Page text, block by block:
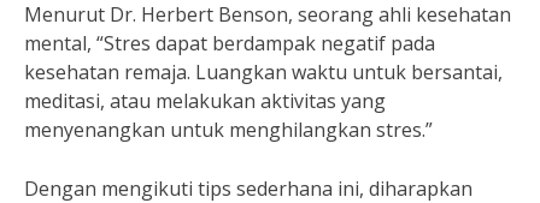
Menurut Dr. Herbert Benson, seorang ahli kesehatan
mental, “Stres dapat berdampak negatif pada
kesehatan remaja. Luangkan waktu untuk bersantai,
meditasi, atau melakukan aktivitas yang
menyenangkan untuk menghilangkan stres.”
Dengan mengikuti tips sederhana ini, diharapkan